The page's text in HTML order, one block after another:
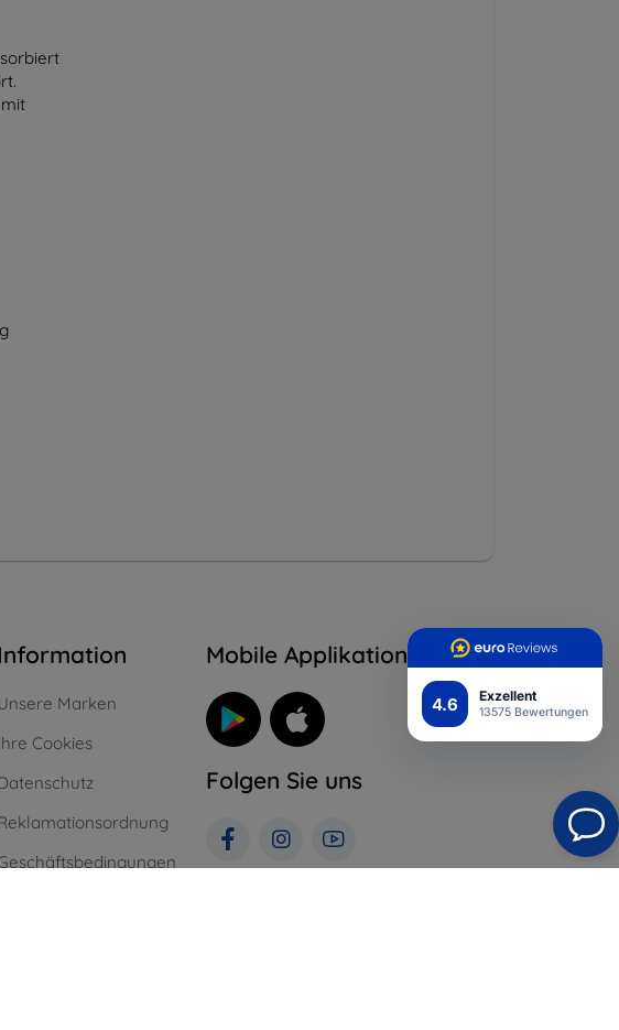
4.6 Exzellent
13575 Bewertungen
Marken
Cookies
Mobile Applikation
Folgen Sie uns